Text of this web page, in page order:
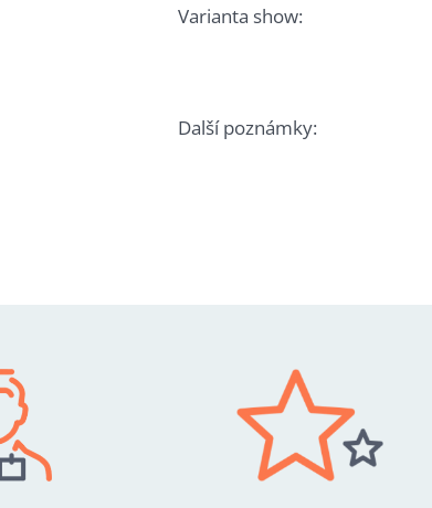
Varianta show:
Další poznámky: